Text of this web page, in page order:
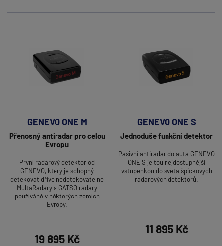
GENEVO ONE M
Přenosný antiradar pro celou
Evropu
První radarový detektor od
GENEVO, který je schopný
detekovat dříve nedetekovatelné
MultaRadary a GATSO radary
používáné v některých zemích
Evropy.
19 895 Kč
GENEVO ONE S
Jednoduše funkční detektor
Pasivní antiradar do auta GENEVO
ONE S je tou nejdostupnější
vstupenkou do světa špičkových
radarových detektorů.
11 895 Kč